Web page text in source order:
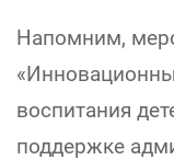
Напомним,
воспитания
поддержке